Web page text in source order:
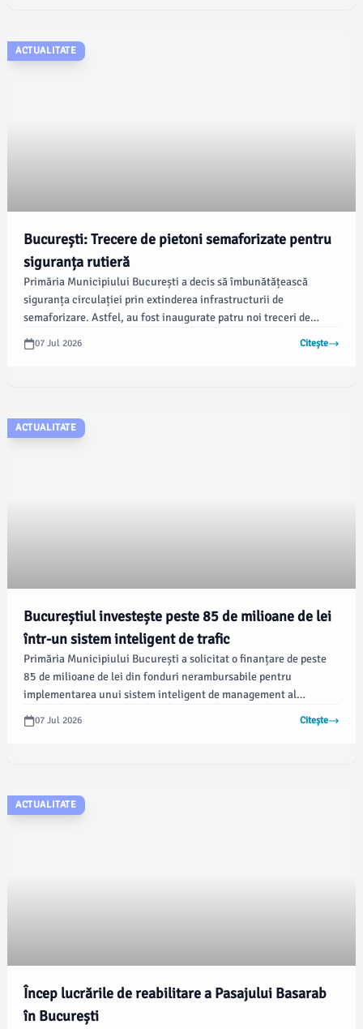
ACTUALITATE
București: Trecere de pietoni semaforizate pentru
siguranța rutieră
Primăria Municipiului București a decis să îmbunătățească
siguranța circulației prin extinderea infrastructurii de
semaforizare. Astfel, au fost inaugurate patru noi treceri de
pietoni semaforizate în zone intens circulate ale Capitalei,
conform informațiilor oferite de municipalitate.
07 Jul 2026 Citește
ACTUALITATE
Bucureștiul investește peste 85 de milioane de lei
într-un sistem inteligent de trafic
Primăria Municipiului București a solicitat o finanțare de peste
85 de milioane de lei din fonduri nerambursabile pentru
implementarea unui sistem inteligent de management al
traficului și modernizarea Centrului de Trafic al Capitalei.
Conform newsbucuresti.ro, documentația a fost trimisă la
07 Jul 2026 Citește
ACTUALITATE
Încep lucrările de reabilitare a Pasajului Basarab
în București